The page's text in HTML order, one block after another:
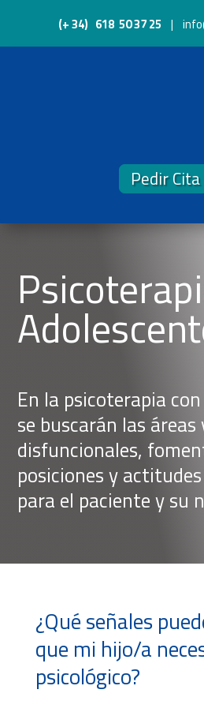
(+ 34) 618 50 37 25 |
Pedir Cita
En la psicoterapia
se buscarán las
disfuncionales,
posiciones y
para el paciente y su
¿Qué señales
que mi hijo/a
psicológico?